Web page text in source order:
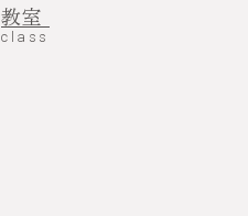
教室
class